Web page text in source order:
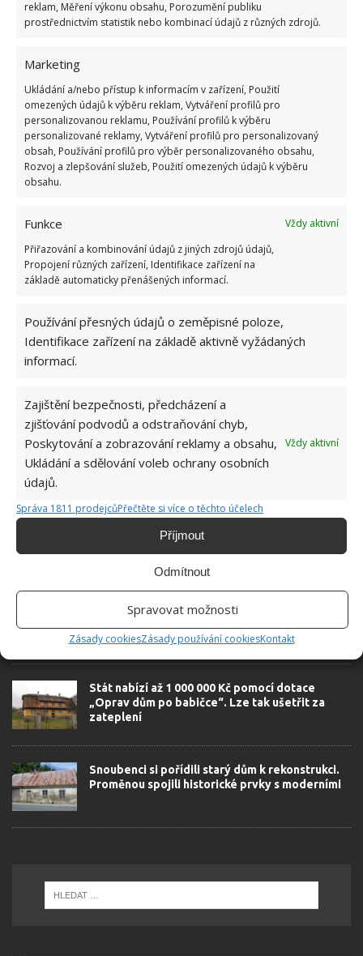
reklam, Měření výkonu obsahu, Porozumění publiku
prostřednictvím statistik nebo kombinací údajů z různých zdrojů.
Marketing
Ukládání a/nebo přístup k informacím v zařízení, Použití
omezených údajů k výběru reklam, Vytváření profilů pro
personalizovanou reklamu, Používání profilů k výběru
personalizované reklamy, Vytváření profilů pro personalizovaný
obsah, Používání profilů pro výběr personalizovaného obsahu,
Rozvoj a zlepšování služeb, Použití omezených údajů k výběru
obsahu.
Funkce
Vždy aktivní
Přiřazování a kombinování údajů z jiných zdrojů údajů,
Propojení různých zařízení, Identifikace zařízení na
základě automaticky přenášených informací.
Používání přesných údajů o zeměpisné poloze,
Identifikace zařízení na základě aktivně vyžádaných
informací.
Zajištění bezpečnosti, předcházení a
zjišťování podvodů a odstraňování chyb,
Poskytování a zobrazování reklamy a obsahu,
Ukládání a sdělování voleb ochrany osobních
údajů.
Vždy aktivní
Správa 1811 prodejcůPřečtěte si více o těchto účelech
Příjmout
Odmítnout
Spravovat možnosti
Zásady cookiesZásady používání cookiesKontakt
univerzity, který je již od malička
velkým kutilem. V podstatě vše, co je
možné najít v j...[Více o autorovi]
Otec a syn přestavěli chátrající čerpací stanici
na jedinečný domov. Zachovali i některé
původní prvky
Stát nabízí až 1 000 000 Kč pomocí dotace
„Oprav dům po babičce“. Lze tak ušetřit za
zateplení
Snoubenci si pořídili starý dům k rekonstrukci.
Proměnou spojili historické prvky s moderními